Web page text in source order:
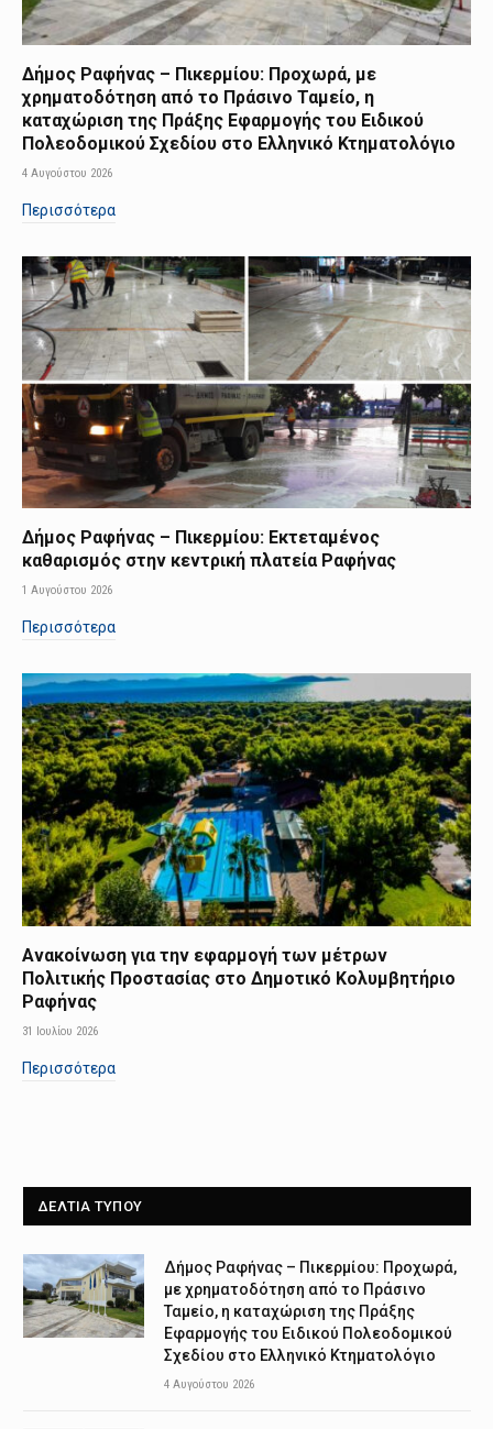
Δήμος Ραφήνας – Πικερμίου: Προχωρά, με
χρηματοδότηση από το Πράσινο Ταμείο, η
καταχώριση της Πράξης Εφαρμογής του Ειδικού
Πολεοδομικού Σχεδίου στο Ελληνικό Κτηματολόγιο
4 Αυγούστου 2026
Περισσότερα
Δήμος Ραφήνας – Πικερμίου: Εκτεταμένος
καθαρισμός στην κεντρική πλατεία Ραφήνας
1 Αυγούστου 2026
Περισσότερα
Ανακοίνωση για την εφαρμογή των μέτρων
Πολιτικής Προστασίας στο Δημοτικό Κολυμβητήριο
Ραφήνας
31 Ιουλίου 2026
Περισσότερα
ΔΕΛΤΙΑ ΤΥΠΟΥ
Δήμος Ραφήνας – Πικερμίου: Προχωρά,
με χρηματοδότηση από το Πράσινο
Ταμείο, η καταχώριση της Πράξης
Εφαρμογής του Ειδικού Πολεοδομικού
Σχεδίου στο Ελληνικό Κτηματολόγιο
4 Αυγούστου 2026